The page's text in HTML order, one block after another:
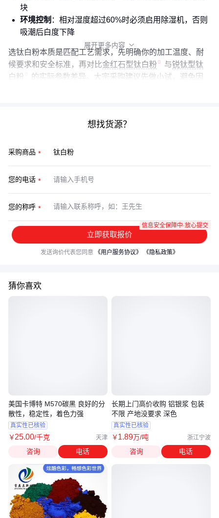
块
环境控制 ：相对湿度超过60%时必须启用除湿机，否则
吸潮后白度下降
选钛白粉本质是匹配工艺需求，先明确你的加工温度、耐
候要求和安全标准，再对比金红石型钛白粉 与锐钛型钛
白粉
的实际参数差异。大宗采购建议先做小试，避免因
展开更多内容 
想找货源？
采购商品
您的电话
您的称呼
立即获取报价
信息安全保障中·放心提交
发送询价代表您同意 《用户服务协议》 《隐私政策》
猜你喜欢
美国卡博特 M570碳黑 良好的分
散性，稳定性，着色力强
真实性已核验
￥25.00/千克 天津
咨询 电话
长期上门高价收购 铝银浆 包装
不限 产地没要求 深色
真实性已核验
￥1.89万/吨 浙江宁波
咨询 电话